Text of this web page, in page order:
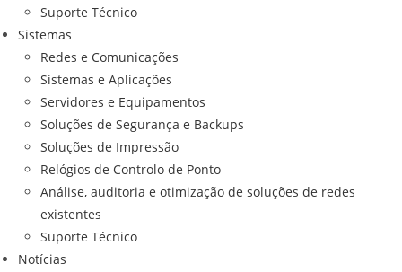
Suporte Técnico
Sistemas
Redes e Comunicações
Sistemas e Aplicações
Servidores e Equipamentos
Soluções de Segurança e Backups
Soluções de Impressão
Relógios de Controlo de Ponto
Análise, auditoria e otimização de soluções de redes
existentes
Suporte Técnico
Notícias